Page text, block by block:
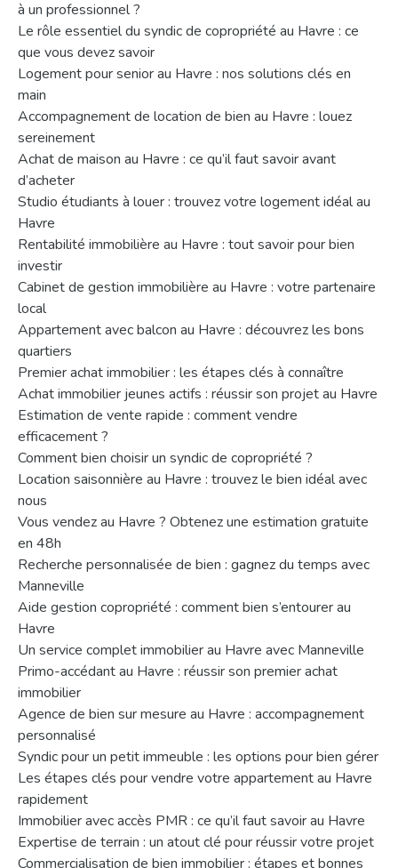
à un professionnel ?
Le rôle essentiel du syndic de copropriété au Havre : ce
que vous devez savoir
Logement pour senior au Havre : nos solutions clés en
main
Accompagnement de location de bien au Havre : louez
sereinement
Achat de maison au Havre : ce qu’il faut savoir avant
d’acheter
Studio étudiants à louer : trouvez votre logement idéal au
Havre
Rentabilité immobilière au Havre : tout savoir pour bien
investir
Cabinet de gestion immobilière au Havre : votre partenaire
local
Appartement avec balcon au Havre : découvrez les bons
quartiers
Premier achat immobilier : les étapes clés à connaître
Achat immobilier jeunes actifs : réussir son projet au Havre
Estimation de vente rapide : comment vendre
efficacement ?
Comment bien choisir un syndic de copropriété ?
Location saisonnière au Havre : trouvez le bien idéal avec
nous
Vous vendez au Havre ? Obtenez une estimation gratuite
en 48h
Recherche personnalisée de bien : gagnez du temps avec
Manneville
Aide gestion copropriété : comment bien s’entourer au
Havre
Un service complet immobilier au Havre avec Manneville
Primo-accédant au Havre : réussir son premier achat
immobilier
Agence de bien sur mesure au Havre : accompagnement
personnalisé
Syndic pour un petit immeuble : les options pour bien gérer
Les étapes clés pour vendre votre appartement au Havre
rapidement
Immobilier avec accès PMR : ce qu’il faut savoir au Havre
Expertise de terrain : un atout clé pour réussir votre projet
Commercialisation de bien immobilier : étapes et bonnes